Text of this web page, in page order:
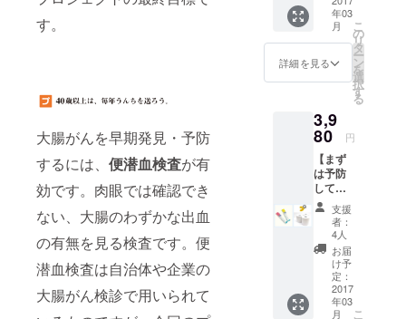
す。
大腸がんを早期発見・予防
するには、 便潜血検査が有
効です。肉眼では確認でき
ない、大腸のわずかな出血
の有無を見る検査です。便
潜血検査は自治体や企業の
大腸がん検診で用いられて
サンク
スメー
ルと活
動報告
②検査
キット1
ト(通常
価格) 送
料込み
年03
月
詳細を見る
こ
の
リ
タ
ー
ン
を
選
択
す
る
3,9
80 円
【まず
は予防
してみ
よう！
トイ
レット
ペー
パー
セッ
ト】 ①
サンク
支援
者：
4人
お届
け予
定：
2017
年03
月
こ